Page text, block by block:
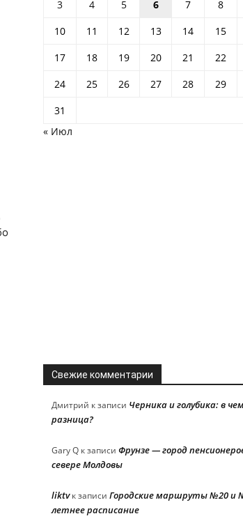
3
4 5 6 7 8
10
11 12 13 14 15
17
18 19 20 21 22
24
25 26 27 28 29
31
« Июл
Свежие комментарии
Дмитрий к записи Черника и голубика: в
разница?
Gary Q к записи Фрунзе — город
севере Молдовы
liktvк записи Городские маршруты №20 и
летнее расписание